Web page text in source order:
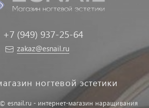
+7 (949) 937-25-64
zakaz@esnail.ru
ногтевой эстетики
esnail.ru - интернет-магазин наращивания